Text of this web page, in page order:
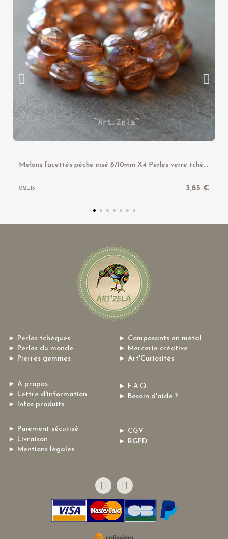
M
elons facettés pêche irisé 8/10mm X4 Perles verre tchèque texturé
02_15 3,85 €
► Perles tchèques
► Perles du monde
► Pierres gemmes
► Composants en métal
► Mercerie créative
► Art'Curiosités
► A propos
► Lettre d'information
► Infos produits
► F.A.Q.
► Besoin d'aide ?
► Paiement sécurisé
► Livraison
► Mentions légales
► CGV
► RGPD